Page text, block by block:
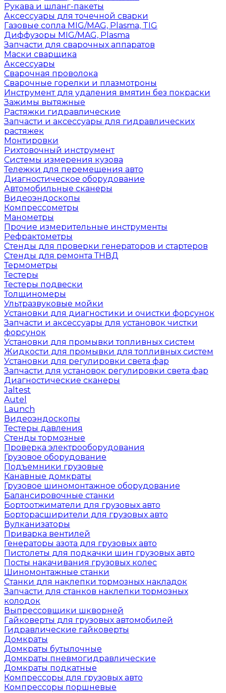
Рукава и шланг-пакеты
Аксессуары для точечной сварки
Газовые сопла MIG/MAG, Plasma, TIG
Диффузоры MIG/MAG, Plasma
Запчасти для сварочных аппаратов
Маски сварщика
Аксессуары
Сварочная проволока
Сварочные горелки и плазмотроны
Инструмент для удаления вмятин без покраски
Зажимы вытяжные
Растяжки гидравлические
Запчасти и аксессуары для гидравлических
растяжек
Монтировки
Рихтовочный инструмент
Системы измерения кузова
Тележки для перемещения авто
Диагностическое оборудование
Автомобильные сканеры
Видеоэндоскопы
Компрессометры
Манометры
Прочие измерительные инструменты
Рефрактометры
Стенды для проверки генераторов и стартеров
Стенды для ремонта ТНВД
Термометры
Тестеры
Тестеры подвески
Толщиномеры
Ультразвуковые мойки
Установки для диагностики и очистки форсунок
Запчасти и аксессуары для установок чистки
форсунок
Установки для промывки топливных систем
Жидкости для промывки для топливных систем
Установки для регулировки света фар
Запчасти для установок регулировки света фар
Диагностические сканеры
Jaltest
Autel
Launch
Видеоэндоскопы
Тестеры давления
Стенды тормозные
Проверка электрооборудования
Грузовое оборудование
Подъемники грузовые
Канавные домкраты
Грузовое шиномонтажное оборудование
Балансировочные станки
Бортоотжиматели для грузовых авто
Борторасширители для грузовых авто
Вулканизаторы
Приварка вентилей
Генераторы азота для грузовых авто
Пистолеты для подкачки шин грузовых авто
Посты накачивания грузовых колес
Шиномонтажные станки
Станки для наклепки тормозных накладок
Запчасти для станков наклепки тормозных
колодок
Выпрессовщики шкворней
Гайковерты для грузовых автомобилей
Гидравлические гайковерты
Домкраты
Домкраты бутылочные
Домкраты пневмогидравлические
Домкраты подкатные
Компрессоры для грузовых авто
Компрессоры поршневые